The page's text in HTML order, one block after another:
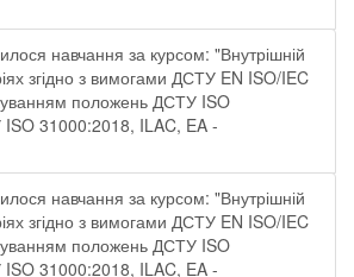
навчання за курсом: "Внутрішній
згідно з вимогами ДСТУ EN ISO/IEC
положень ДСТУ ISO
31000:2018, ILAC, EA -
навчання за курсом: "Внутрішній
згідно з вимогами ДСТУ EN ISO/IEC
положень ДСТУ ISO
31000:2018, ILAC, EA -